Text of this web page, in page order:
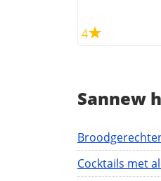
4
Sannew
Cocktails met